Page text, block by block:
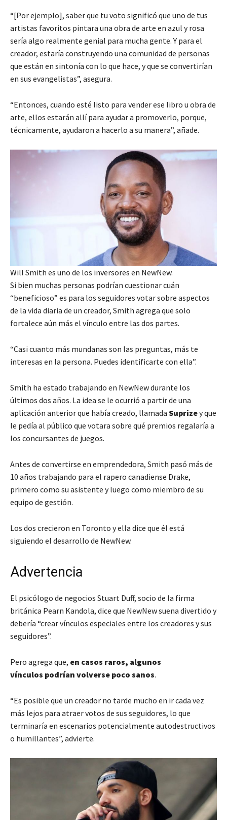
“[Por ejemplo], saber que tu voto significó que uno de tus
artistas favoritos pintara una obra de arte en azul y rosa
sería algo realmente genial para mucha gente. Y para el
creador, estaría construyendo una comunidad de personas
que están en sintonía con lo que hace, y que se convertirían
en sus evangelistas”, asegura.
“Entonces, cuando esté listo para vender ese libro u obra de
arte, ellos estarán allí para ayudar a promoverlo, porque,
técnicamente, ayudaron a hacerlo a su manera”, añade.
Will Smith es uno de los inversores en NewNew.
Si bien muchas personas podrían cuestionar cuán
“beneficioso” es para los seguidores votar sobre aspectos
de la vida diaria de un creador, Smith agrega que solo
fortalece aún más el vínculo entre las dos partes.
“Casi cuanto más mundanas son las preguntas, más te
interesas en la persona. Puedes identificarte con ella”.
Smith ha estado trabajando en NewNew durante los
últimos dos años. La idea se le ocurrió a partir de una
aplicación anterior que había creado, llamada Suprizey que
le pedía al público que votara sobre qué premios regalaría a
los concursantes de juegos.
Antes de convertirse en emprendedora, Smith pasó más de
10 años trabajando para el rapero canadiense Drake,
primero como su asistente y luego como miembro de su
equipo de gestión.
Los dos crecieron en Toronto y ella dice que él está
siguiendo el desarrollo de NewNew.
Advertencia
El psicólogo de negocios Stuart Duff, socio de la firma
británica Pearn Kandola, dice que NewNew suena divertido y
debería “crear vínculos especiales entre los creadores y sus
seguidores”.
Pero agrega que, en casos raros, algunos
vínculos podrían volverse poco sanos.
“Es posible que un creador no tarde mucho en ir cada vez
más lejos para atraer votos de sus seguidores, lo que
terminaría en escenarios potencialmente autodestructivos
o humillantes”, advierte.